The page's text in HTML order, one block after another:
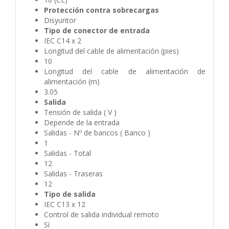
Protección contra sobrecargas
Disyuntor
Tipo de conector de entrada
IEC C14 x 2
Longitud del cable de alimentación (pies)
10
Longitud del cable de alimentación de
alimentación (m)
3.05
Salida
Tensión de salida ( V )
Depende de la entrada
Salidas - Nº de bancos ( Banco )
1
Salidas - Total
12
Salidas - Traseras
12
Tipo de salida
IEC C13 x 12
Control de salida individual remoto
Sí